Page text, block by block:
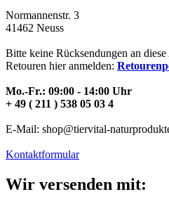
Normannenstr. 3
41462 Neuss
Bitte keine Rücksendungen an
Retouren hier anmelden:
Mo.-Fr.: 09:00 - 14:00 Uhr
+ 49 ( 211 ) 538 05 03 4
E-Mail: shop@tiervital-
Kontaktformular
Wir versenden mit: